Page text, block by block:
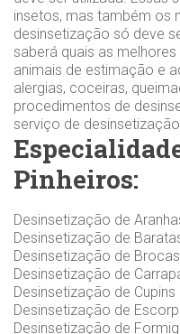
insetos, mas também os
desinsetização só deve
saberá quais as
animais de estimação e
alergias, coceiras,
procedimentos de
serviço de
Pinheiros‎:
Desinsetização de
Desinsetização de
Desinsetização de
Desinsetização de
Desinsetização de
Desinsetização de
Desinsetização de